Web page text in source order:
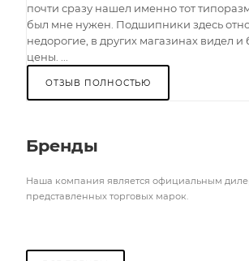
почти сразу нашел именно тот
был мне нужен. Подшипники здесь
недорогие, в других магазинах видел
цены. ...
ОТЗЫВ ПОЛНОСТЬЮ
Бренды
Наша компания является официальным
представленных торговых марок.